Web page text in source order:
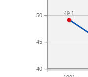
40
45
50 49.1